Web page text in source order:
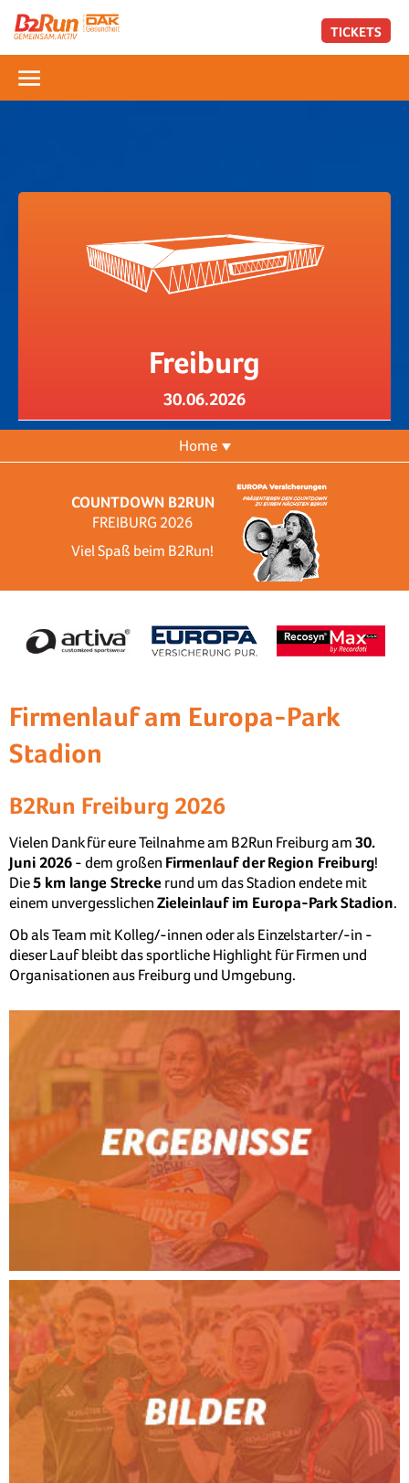
TICKETS
Freiburg
30.06.2026
Home
COUNTDOWN B2RUN
FREIBURG 2026
Viel Spaß beim B2Run!
Firmenlauf am Europa-Park
Stadion
B2Run Freiburg 2026
Vielen Dank für eure Teilnahme am B2Run Freiburg am 30.
Juni 2026 - dem großen Firmenlauf der Region Freiburg!
Die5 km lange Strecke rund um das Stadion endete mit
einem unvergesslichen Zieleinlauf im Europa-Park Stadion.
Ob als Team mit Kolleg/-innen oder als Einzelstarter/-in -
dieser Lauf bleibt das sportliche Highlight für Firmen und
Organisationen aus Freiburg und Umgebung.